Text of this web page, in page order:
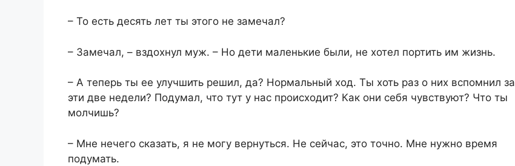
​– То есть десять лет ты этого не замечал?​
​– Замечал, – вздохнул муж. – Но дети маленькие были, не хотел портить им жизнь.​
​– А теперь ты ее улучшить решил, да? Нормальный ход. Ты хоть раз о них вспомнил за
эти две недели? Подумал, что тут у нас происходит? Как они себя чувствуют? Что ты
молчишь?​
​– Мне нечего сказать, я не могу вернуться. Не сейчас, это точно. Мне нужно время
подумать.​